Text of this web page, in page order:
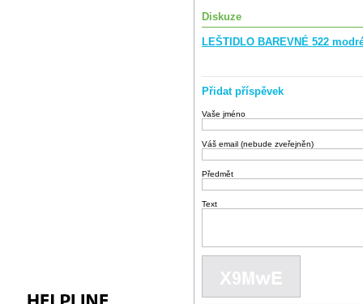
Diskuze
LEŠTIDLO BAREVNÉ 522
Přidat příspěvek
Vaše jméno
Váš email (nebude zveřejněn)
Předmět
Text